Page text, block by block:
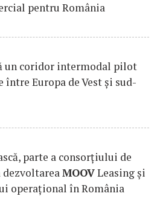
pentru România
un coridor intermodal pilot
Europa de Vest și sud-
parte a consorțiului de
dezvoltareaMOOVLeasing și
operațional în România